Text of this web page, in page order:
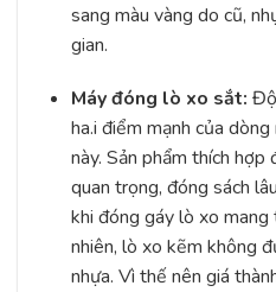
sang màu vàng do cũ,
gian.
Máy đóng lò xo sắt:
ha.i điểm mạnh của
này. Sản phẩm thích
quan trọng, đóng sách
khi đóng gáy lò xo mang
nhiên, lò xo kẽm không
nhựa. Vì thế nên giá